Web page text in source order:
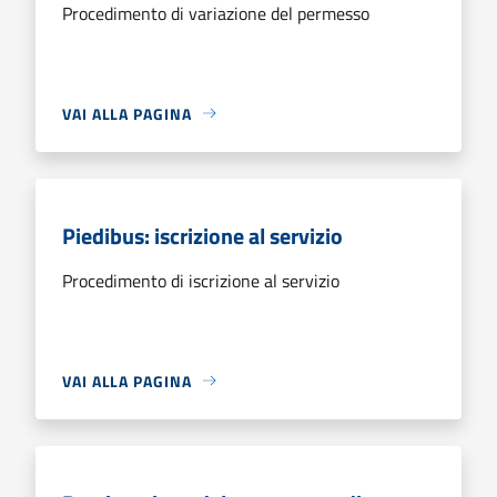
Procedimento di variazione del permesso
VAI ALLA PAGINA
Piedibus: iscrizione al servizio
Procedimento di iscrizione al servizio
VAI ALLA PAGINA